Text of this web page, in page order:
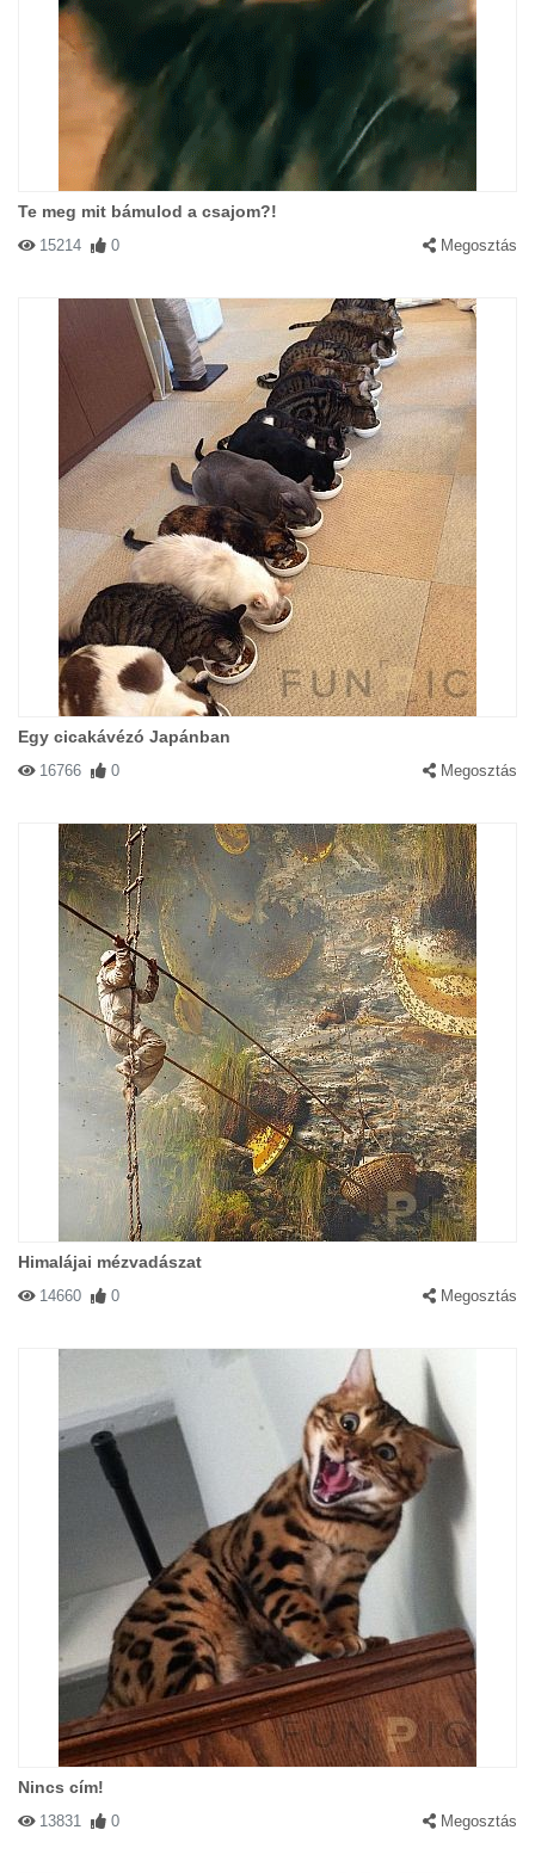
Te meg mit bámulod a csajom?!
15214 0 Megosztás
Egy cicakávézó Japánban
16766 0 Megosztás
Himalájai mézvadászat
14660 0 Megosztás
Nincs cím!
13831 0 Megosztás